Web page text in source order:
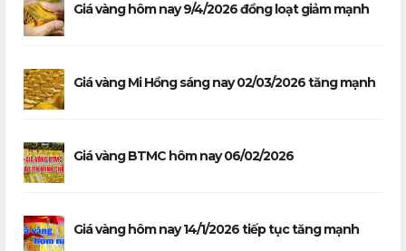
Giá vàng hôm nay 9/4/2026 đồng loạt giảm mạnh
Giá vàng Mi Hồng sáng nay 02/03/2026 tăng mạnh
Giá vàng BTMC hôm nay 06/02/2026
Giá vàng hôm nay 14/1/2026 tiếp tục tăng mạnh